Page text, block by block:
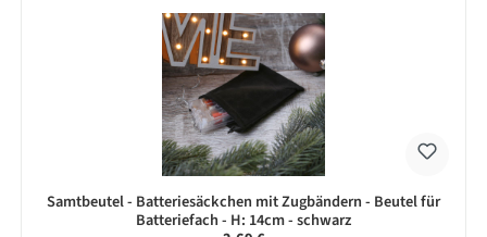
Samtbeutel - Batteriesäckchen mit Zugbändern - Beutel für
Batteriefach - H: 14cm - schwarz